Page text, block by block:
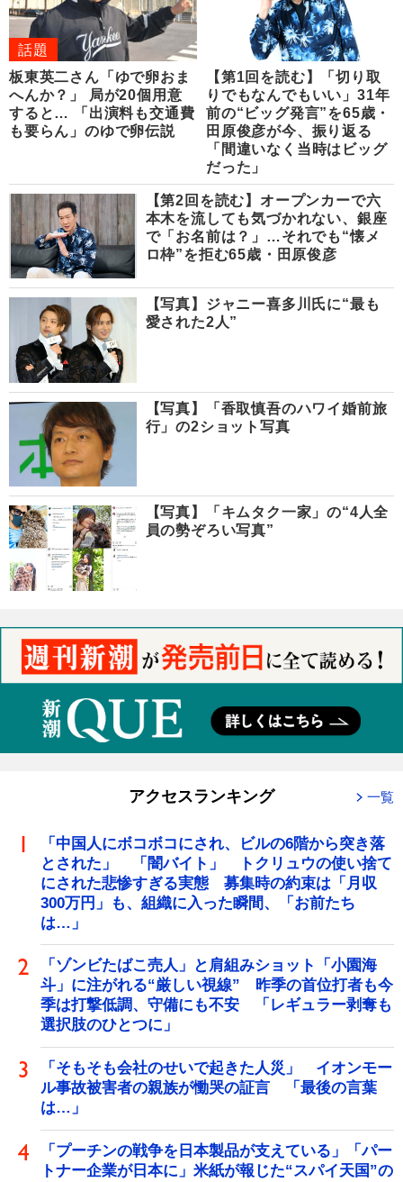
話題
板東英二さん「ゆで卵おま
へんか？」 局が20個用意
すると… 「出演料も交通費
も要らん」のゆで卵伝説
【第1回を読む】「切り取
りでもなんでもいい」31年
前の“ビッグ発言”を65歳・
田原俊彦が今、振り返る
「間違いなく当時はビッグ
だった」
【第2回を読む】オープンカーで六
本木を流しても気づかれない、銀座
で「お名前は？」…それでも“懐メ
ロ枠”を拒む65歳・田原俊彦
【写真】ジャニー喜多川氏に“最も
愛された2人”
【写真】「香取慎吾のハワイ婚前旅
行」の2ショット写真
【写真】「キムタク一家」の“4人全
員の勢ぞろい写真”
アクセスランキング 一覧
「中国人にボコボコにされ、ビルの6階から突き落
とされた」 「闇バイト」 トクリュウの使い捨て
にされた悲惨すぎる実態 募集時の約束は「月収
300万円」も、組織に入った瞬間、「お前たち
は…」
「ゾンビたばこ売人」と肩組みショット「小園海
斗」に注がれる“厳しい視線” 昨季の首位打者も今
季は打撃低調、守備にも不安 「レギュラー剥奪も
選択肢のひとつに」
「そもそも会社のせいで起きた人災」 イオンモー
ル事故被害者の親族が慟哭の証言 「最後の言葉
は…」
「プーチンの戦争を日本製品が支えている」「パー
トナー企業が日本に」米紙が報じた“スパイ天国”の